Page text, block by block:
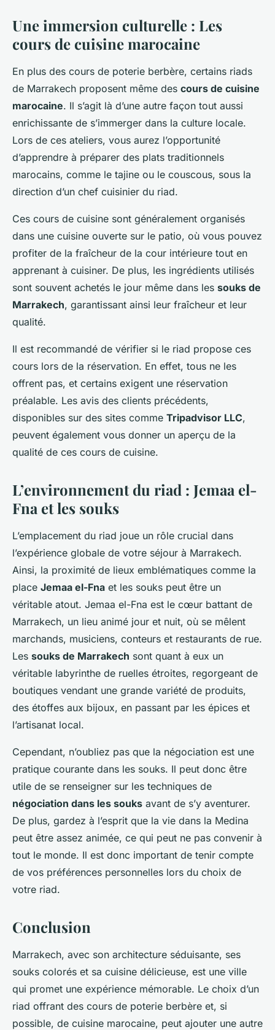
Une immersion culturelle : Les
cours de cuisine marocaine
En plus des cours de poterie berbère, certains riads
de Marrakech proposent même des cours de cuisine
marocaine. Il s’agit là d’une autre façon tout aussi
enrichissante de s’immerger dans la culture locale.
Lors de ces ateliers, vous aurez l’opportunité
d’apprendre à préparer des plats traditionnels
marocains, comme le tajine ou le couscous, sous la
direction d’un chef cuisinier du riad.
Ces cours de cuisine sont généralement organisés
dans une cuisine ouverte sur le patio, où vous pouvez
profiter de la fraîcheur de la cour intérieure tout en
apprenant à cuisiner. De plus, les ingrédients utilisés
sont souvent achetés le jour même dans les souks de
Marrakech, garantissant ainsi leur fraîcheur et leur
qualité.
Il est recommandé de vérifier si le riad propose ces
cours lors de la réservation. En effet, tous ne les
offrent pas, et certains exigent une réservation
préalable. Les avis des clients précédents,
disponibles sur des sites comme Tripadvisor LLC,
peuvent également vous donner un aperçu de la
qualité de ces cours de cuisine.
L’environnement du riad : Jemaa el-
Fna et les souks
L’emplacement du riad joue un rôle crucial dans
l’expérience globale de votre séjour à Marrakech.
Ainsi, la proximité de lieux emblématiques comme la
place Jemaa el-Fna et les souks peut être un
véritable atout. Jemaa el-Fna est le cœur battant de
Marrakech, un lieu animé jour et nuit, où se mêlent
marchands, musiciens, conteurs et restaurants de rue.
Les souks de Marrakech sont quant à eux un
véritable labyrinthe de ruelles étroites, regorgeant de
boutiques vendant une grande variété de produits,
des étoffes aux bijoux, en passant par les épices et
l’artisanat local.
Cependant, n’oubliez pas que la négociation est une
pratique courante dans les souks. Il peut donc être
utile de se renseigner sur les techniques de
négociation dans les souks avant de s’y aventurer.
De plus, gardez à l’esprit que la vie dans la Medina
peut être assez animée, ce qui peut ne pas convenir à
tout le monde. Il est donc important de tenir compte
de vos préférences personnelles lors du choix de
votre riad.
Conclusion
Marrakech, avec son architecture séduisante, ses
souks colorés et sa cuisine délicieuse, est une ville
qui promet une expérience mémorable. Le choix d’un
riad offrant des cours de poterie berbère et, si
possible, de cuisine marocaine, peut ajouter une autre